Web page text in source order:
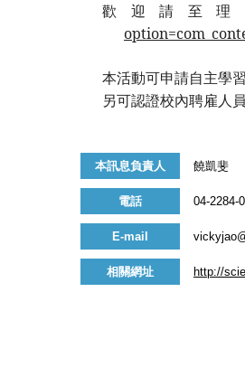
歡迎請至
本活動可申請自主學
另可認證校內聘雇人
本訊息負責人 饒凱斐
電話 04-2284-
E-mail
相關網址 http://